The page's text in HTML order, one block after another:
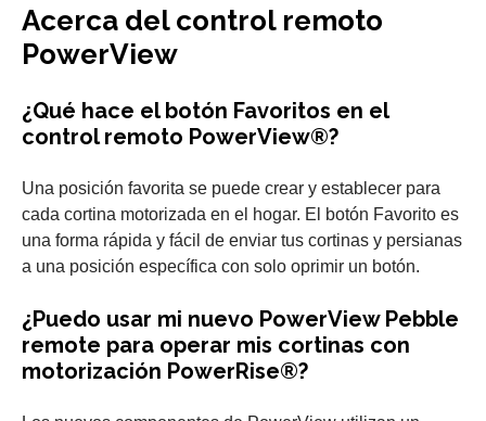
Acerca del control remoto
PowerView
¿Qué hace el botón Favoritos en el
control remoto PowerView®?
Una posición favorita se puede crear y establecer para
cada cortina motorizada en el hogar. El botón Favorito es
una forma rápida y fácil de enviar tus cortinas y persianas
a una posición específica con solo oprimir un botón.
¿Puedo usar mi nuevo PowerView Pebble
remote para operar mis cortinas con
motorización PowerRise®?